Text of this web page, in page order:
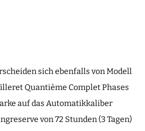
sich ebenfalls von Modell
Quantième Complet Phases
auf das Automatikkaliber
von 72 Stunden (3 Tagen)